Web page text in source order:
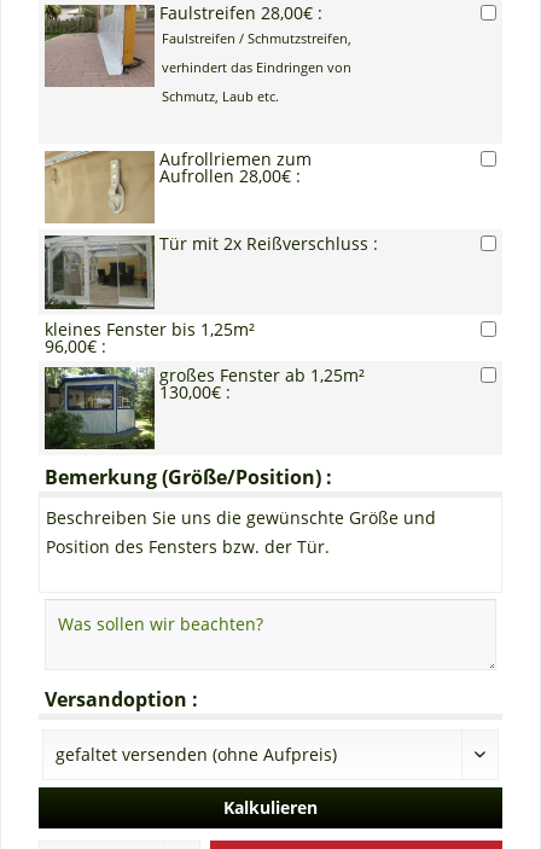
Faulstreifen 28,00€ :
Faulstreifen / Schmutzstreifen,
verhindert das Eindringen von
Schmutz, Laub etc.
Aufrollriemen zum
Aufrollen 28,00€ :
Tür mit 2x Reißverschluss :
kleines Fenster bis 1,25m²
96,00€ :
großes Fenster ab 1,25m²
130,00€ :
Bemerkung (Größe/Position) :
Beschreiben Sie uns die gewünschte Größe und
Position des Fensters bzw. der Tür.
Versandoption :
Kalkulieren